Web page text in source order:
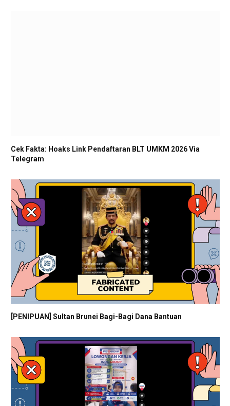
Cek Fakta: Hoaks Link Pendaftaran BLT UMKM 2026 Via
Telegram
[PENIPUAN] Sultan Brunei Bagi-Bagi Dana Bantuan